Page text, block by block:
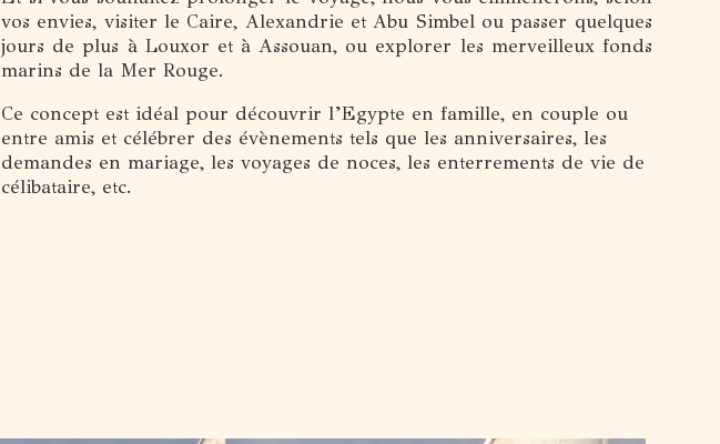
vos envies, visiter le Caire, Alexandrie et Abu Simbel ou passer quelques
jours de plus à Louxor et à Assouan, ou explorer les merveilleux fonds
marins de la Mer Rouge.
Ce concept est idéal pour découvrir l’Egypte en famille, en couple ou
entre amis et célébrer des évènements tels que les anniversaires, les
demandes en mariage, les voyages de noces, les enterrements de vie de
célibataire, etc.